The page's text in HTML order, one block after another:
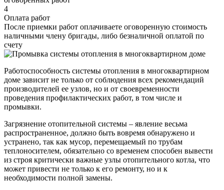
4
Оплата работ
После приемки работ оплачиваете оговоренную стоимость
наличными члену бригады, либо безналичной оплатой по
счету
Работоспособность системы отопления в многоквартирном
доме зависит не только от соблюдения всех рекомендаций
производителей ее узлов, но и от своевременности
проведения профилактических работ, в том числе и
промывки.
Загрязнение отопительной системы – явление весьма
распространенное, должно быть вовремя обнаружено и
устранено, так как мусор, перемещаемый по трубам
теплоносителем, обязательно со временем способен вывести
из строя критически важные узлы отопительного котла, что
может привести не только к его ремонту, но и к
необходимости полной замены.